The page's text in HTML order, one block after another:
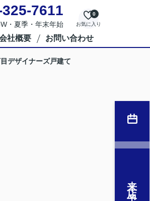
7611
・夏季・年末年始 お気に入り
0
社概要 お問い合わせ
デザイナーズ戸建て
来店予約